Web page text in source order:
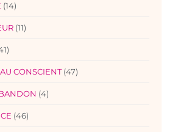
(14)
(11)
CONSCIENT (47)
(4)
(46)